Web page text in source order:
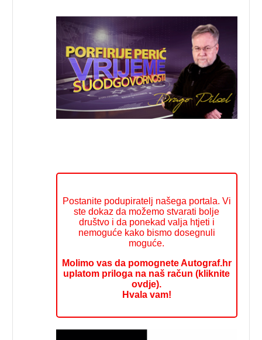
Postanite podupiratelj našega portala. Vi
ste dokaz da možemo stvarati bolje
društvo i da ponekad valja htjeti i
nemoguće kako bismo dosegnuli
moguće.
Molimo vas da pomognete Autograf.hr
uplatom priloga na naš račun (kliknite
ovdje).
Hvala vam!